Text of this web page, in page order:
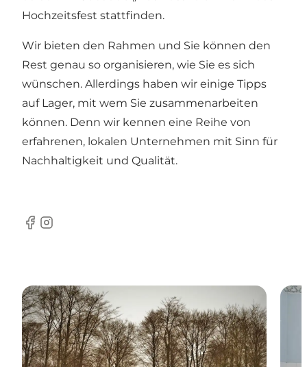
Hochzeitsfest stattfinden.
Wir bieten den Rahmen und Sie können den
Rest genau so organisieren, wie Sie es sich
wünschen. Allerdings haben wir einige Tipps
auf Lager, mit wem Sie zusammenarbeiten
können. Denn wir kennen eine Reihe von
erfahrenen, lokalen Unternehmen mit Sinn für
Nachhaltigkeit und Qualität.
Facebook
Instagram